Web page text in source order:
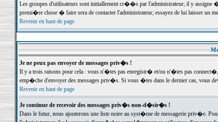
Les groupes d'utilisateurs sont initiallement cr��s par l'administrateur; il y
premi�re chose � faire sera de contacter l'administrateur; essayez de lui laisser un
Revenir en haut de page
Je ne peux pas envoyer de messages priv�s !
Il y a trois raisons pour cela : vous n'�tes pas enregistr� et/ou n'�tes pas
emp�che d'envoyer des messages priv�s. Si vous �tes dans le dernier cas, vous
Revenir en haut de page
Je continue de recevoir des messages priv�s non-d�sir�s !
Dans le futur, nous ajouterons une liste noire au syst�me de messagerie priv�e.